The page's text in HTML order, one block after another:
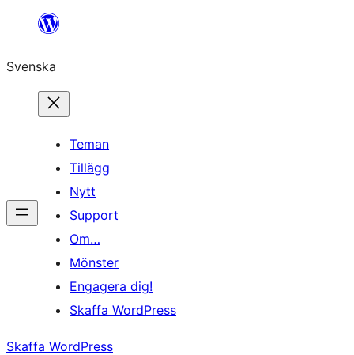
Hoppa
innehåll
Svenska
Teman
Tillägg
Nytt
Support
Om…
Mönster
Engagera dig!
Skaffa WordPress
Skaffa WordPress